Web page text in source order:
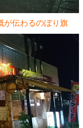
が伝わるのぼり旗